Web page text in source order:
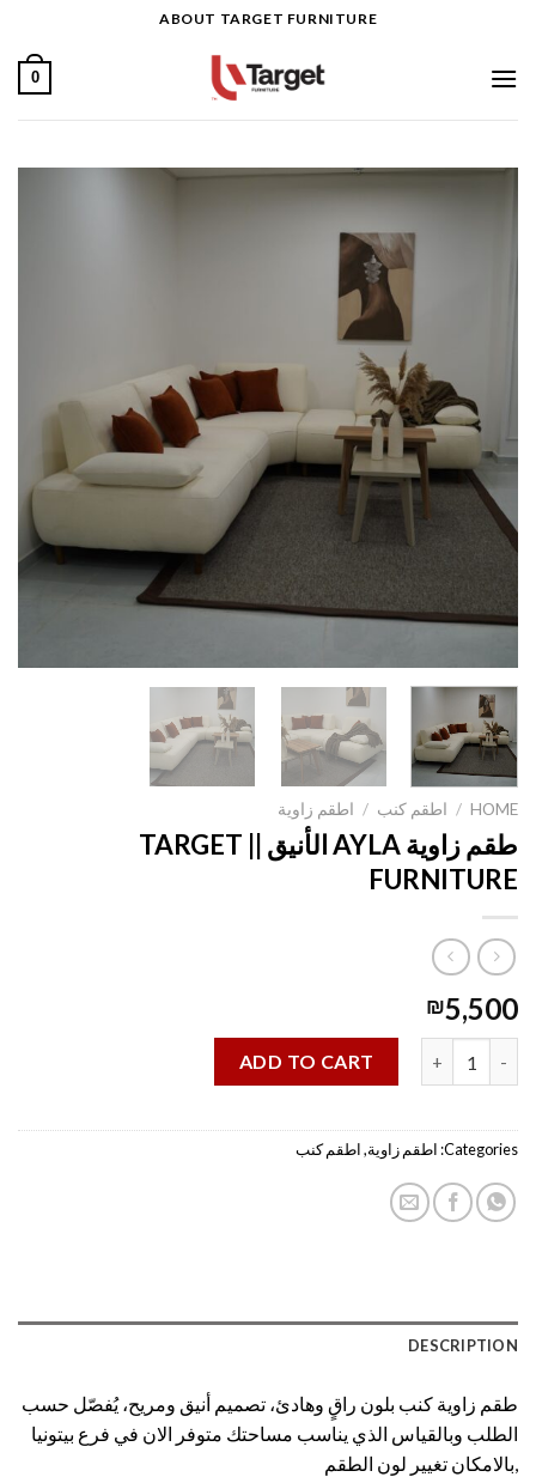
content
ABOUT TARGET FURNITURE
0
HOME
/ اطقم كنب / اطقم زاوية
طقم زاوية AYLA الأنيق || TARGET
FURNITURE
₪5,500
ADD TO CART
Categories: اطقم زاوية,اطقم كنب
DESCRIPTION
طقم زاوية كنب بلون راقٍ وهادئ، تصميم أنيق ومريح، يُفصّل حسب
الطلب وبالقياس الذي يناسب مساحتك متوفر الان في فرع بيتونيا
,بالامكان تغيير لون الطقم